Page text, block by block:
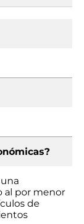
al por menor
de